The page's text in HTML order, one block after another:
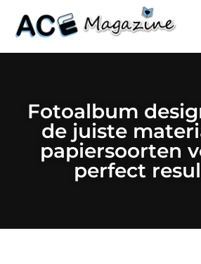
Fotoalbum
de juiste
papiersoorten
perfect